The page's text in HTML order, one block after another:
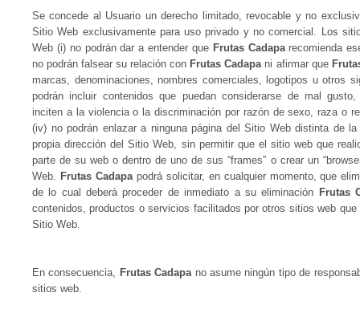
Se concede al Usuario un derecho limitado, revocable y no
Sitio Web exclusivamente para uso privado y no comercial. Los
Web (i) no podrán dar a entender que Frutas Cadaparecomienda
no podrán falsear su relación con Frutas Cadapani afirmar que
marcas, denominaciones, nombres comerciales, logotipos u otros
podrán incluir contenidos que puedan considerarse de mal
inciten a la violencia o la discriminación por razón de sexo, raza o
(iv) no podrán enlazar a ninguna página del Sitio Web distinta de
propia dirección del Sitio Web, sin permitir que el sitio web que
parte de su web o dentro de uno de sus “frames” o crear un
Web. Frutas Cadapapodrá solicitar, en cualquier momento, que
de lo cual deberá proceder de inmediato a su eliminación Frutas
contenidos, productos o servicios facilitados por otros sitios web
Sitio Web.
En consecuencia, Frutas Cadapano asume ningún tipo de
sitios web.